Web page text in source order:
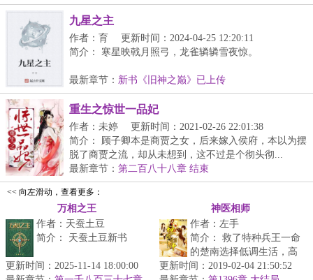
九星之主
作者：育
更新时间：2024-04-25 12:20:11
简介： 寒星映戟月照弓，龙雀辚辚雪夜惊。
半纸功名千山外，银花火树...
最新章节： 新书《旧神之巅》已上传
重生之惊世一品妃
作者：未婷
更新时间：2021-02-26 22:01:38
简介： 顾子卿本是商贾之女，后来嫁入侯府，本以为摆
脱了商贾之流，却从未想到，这不过是个彻头彻...
最新章节： 第二百八十八章 结束
<< 向左滑动，查看更多：
万相之王
作者：天蚕土豆
简介： 天蚕土豆新书
更新时间：2025-11-14 18:00:00
神医相师
作者：左手
简介： 救了特种兵王一命
的楚南选择低调生活，高
科技的东西，咱不懂，咱
更新时间：2019-02-04 21:50:52